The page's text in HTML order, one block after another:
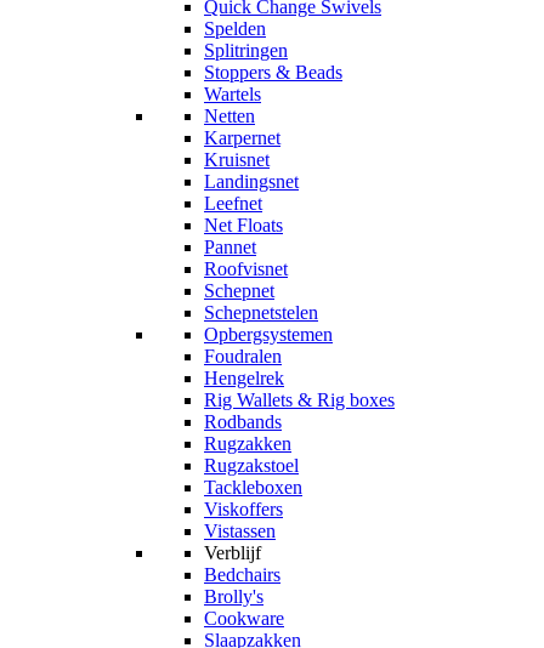
Quick Change Swivels
Spelden
Splitringen
Stoppers & Beads
Wartels
Netten
Karpernet
Kruisnet
Landingsnet
Leefnet
Net Floats
Pannet
Roofvisnet
Schepnet
Schepnetstelen
Opbergsystemen
Foudralen
Hengelrek
Rig Wallets & Rig boxes
Rodbands
Rugzakken
Rugzakstoel
Tackleboxen
Viskoffers
Vistassen
Verblijf
Bedchairs
Brolly's
Cookware
Slaapzakken